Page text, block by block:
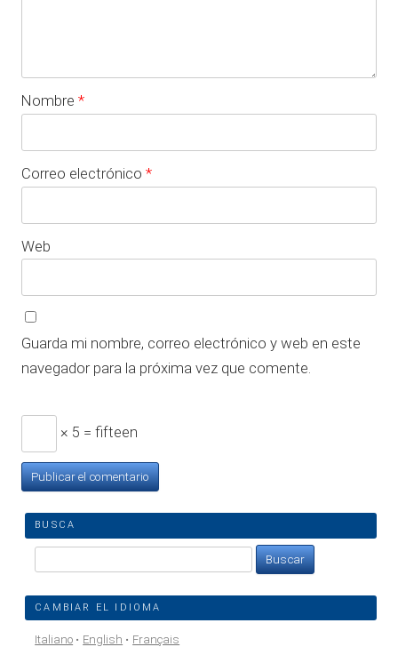
Nombre *
Correo electrónico *
Web
Guarda mi nombre, correo electrónico y web en este
navegador para la próxima vez que comente.
× 5 = fifteen
BUSCA
CAMBIAR EL IDIOMA
Italiano English Français